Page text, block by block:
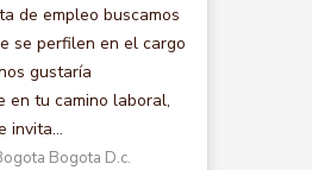
de empleo buscamos
se perfilen en el cargo
gustaría
en tu camino laboral,
invita...
Bogota D.c.